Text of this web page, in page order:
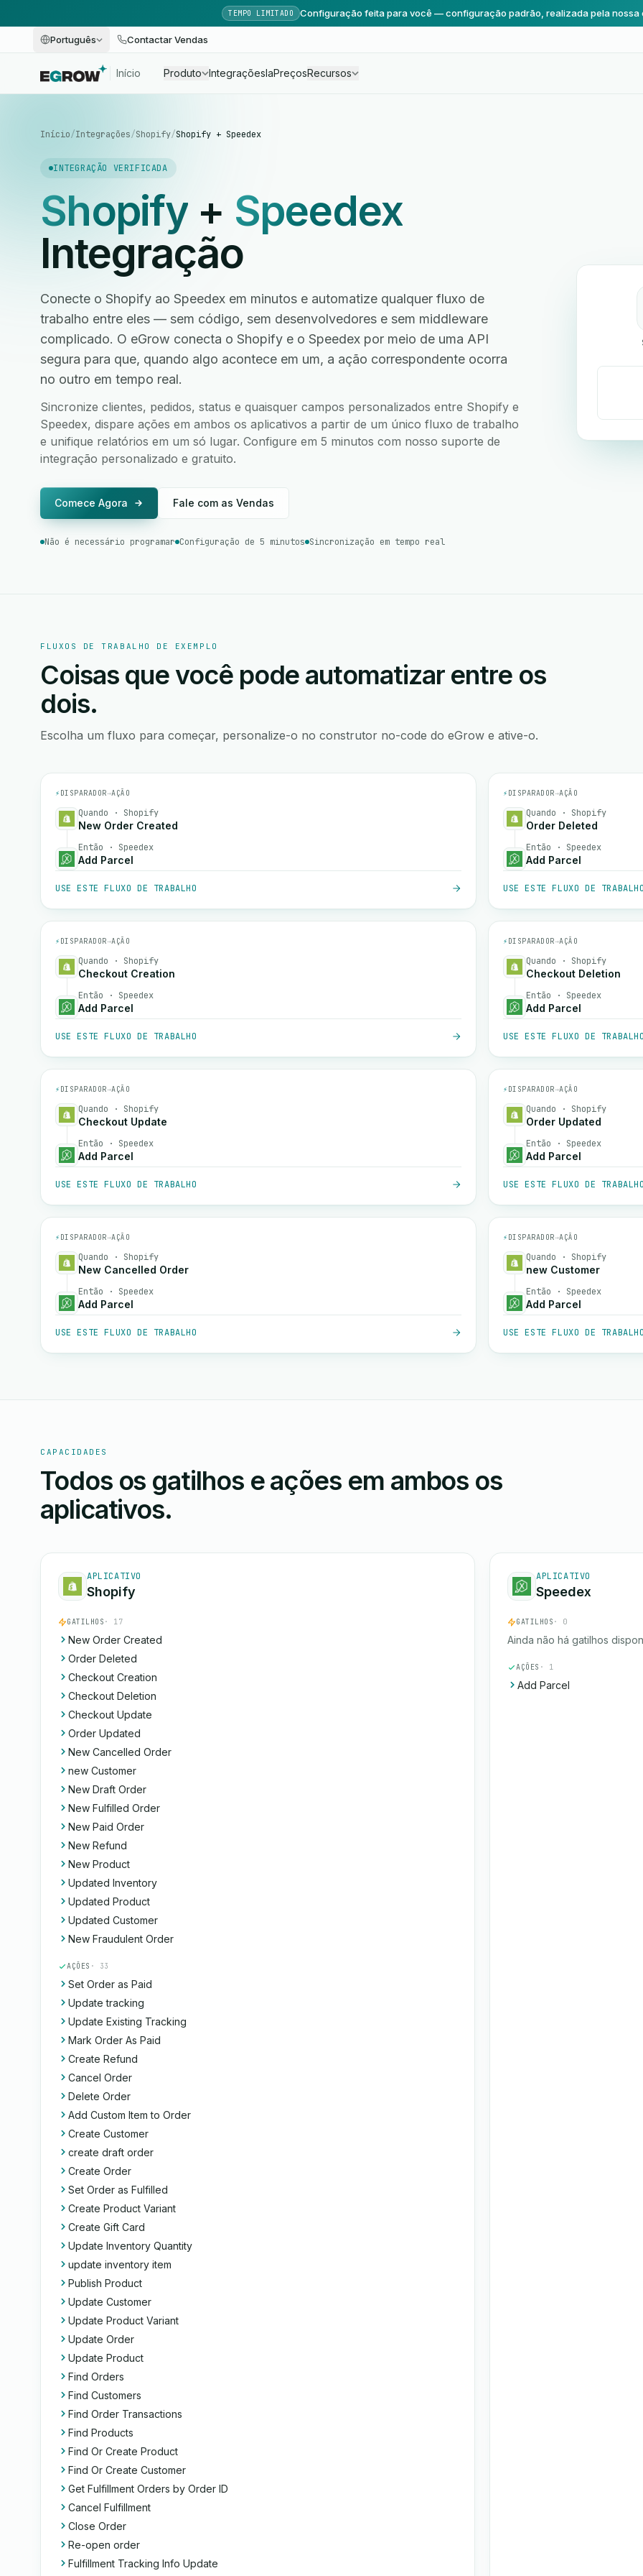
TEMPO LIMITADO Configuração feita para você — configuração padrão, realizada pela nossa
Português Contactar Vendas
Início Produto IntegraçõesIaPreçosRecursos
Início/Integrações/Shopify/Shopify + Speedex
INTEGRAÇÃO VERIFICADA
Shopify+ Speedex
Integração
Conecte o Shopify ao Speedex em minutos e automatize qualquer fluxo de
trabalho entre eles — sem código, sem desenvolvedores e sem middleware
complicado. O eGrow conecta o Shopify e o Speedex por meio de uma API
segura para que, quando algo acontece em um, a ação correspondente ocorra
no outro em tempo real.
Sincronize clientes, pedidos, status e quaisquer campos personalizados entre Shopify e
Speedex, dispare ações em ambos os aplicativos a partir de um único fluxo de trabalho
e unifique relatórios em um só lugar. Configure em 5 minutos com nosso suporte de
integração personalizado e gratuito.
Comece Agora Fale com as Vendas
Não é necessário programar Configuração de 5 minutos Sincronização em tempo real
FLUXOS DE TRABALHO DE EXEMPLO
Coisas que você pode automatizar entre os
dois.
Escolha um fluxo para começar, personalize-o no construtor no-code do eGrow e ative-o.
⚡ DISPARADOR→AÇÃO
Quando · Shopify
New Order Created
Então · Speedex
Add Parcel
USE ESTE FLUXO DE TRABALHO
⚡ DISPARADOR→AÇÃO
Quando · Shopify
Order Deleted
Então · Speedex
Add Parcel
USE ESTE FLUXO DE
⚡ DISPARADOR→AÇÃO
Quando · Shopify
Checkout Creation
Então · Speedex
Add Parcel
USE ESTE FLUXO DE TRABALHO
⚡ DISPARADOR→AÇÃO
Quando · Shopify
Checkout Deletion
Então · Speedex
Add Parcel
USE ESTE FLUXO DE
⚡ DISPARADOR→AÇÃO
Quando · Shopify
Checkout Update
Então · Speedex
Add Parcel
USE ESTE FLUXO DE TRABALHO
⚡ DISPARADOR→AÇÃO
Quando · Shopify
Order Updated
Então · Speedex
Add Parcel
USE ESTE FLUXO DE
⚡ DISPARADOR→AÇÃO
Quando · Shopify
New Cancelled Order
Então · Speedex
Add Parcel
USE ESTE FLUXO DE TRABALHO
⚡ DISPARADOR→AÇÃO
Quando · Shopify
new Customer
Então · Speedex
Add Parcel
USE ESTE FLUXO DE
CAPACIDADES
Todos os gatilhos e ações em ambos os
aplicativos.
APLICATIVO
Shopify
GATILHOS · 17
New Order Created
Order Deleted
Checkout Creation
Checkout Deletion
Checkout Update
Order Updated
New Cancelled Order
new Customer
New Draft Order
New Fulfilled Order
New Paid Order
New Refund
New Product
Updated Inventory
Updated Product
Updated Customer
New Fraudulent Order
AÇÕES · 33
Set Order as Paid
Update tracking
Update Existing Tracking
Mark Order As Paid
Create Refund
Cancel Order
Delete Order
Add Custom Item to Order
Create Customer
create draft order
Create Order
Set Order as Fulfilled
Create Product Variant
Create Gift Card
Update Inventory Quantity
update inventory item
Publish Product
Update Customer
Update Product Variant
Update Order
Update Product
Find Orders
Find Customers
Find Order Transactions
Find Products
Find Or Create Product
Find Or Create Customer
Get Fulfillment Orders by Order ID
Cancel Fulfillment
Close Order
Re-open order
Fulfillment Tracking Info Update
APLICATIVO
Speedex
GATILHOS · 0
Ainda não há gatilhos
AÇÕES · 1
Add Parcel